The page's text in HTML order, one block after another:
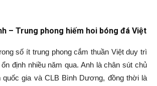
– Trung phong hiếm hoi bóng đá Việt
số ít trung phong cắm thuần Việt duy trì
định nhiều năm qua. Anh là chân sút chủ
quốc gia và CLB Bình Dương, đồng thời là